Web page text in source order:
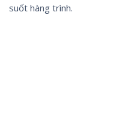
suốt hàng trình.